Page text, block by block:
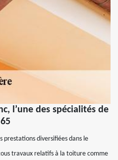
l’une des spécialités de
prestations diversifiées dans le
travaux relatifs à la toiture comme